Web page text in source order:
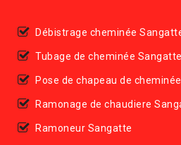
Débistrage cheminée
Tubage de cheminée Sangatte
Pose de chapeau de
Ramonage de chaudiere
Ramoneur Sangatte